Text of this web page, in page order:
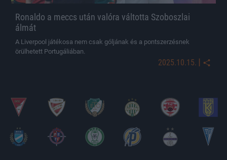
Ronaldo a meccs után valóra váltotta Szoboszlai
álmát
A Liverpool játékosa nem csak góljának és a pontszerzésnek
örülhetett Portugáliában.
2025.10.15. |